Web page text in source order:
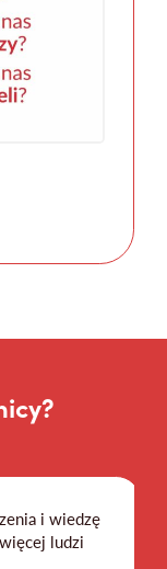
i wiedzę
ludzi